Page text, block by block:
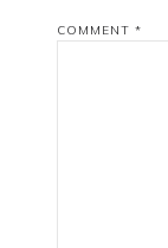
COMMENT *